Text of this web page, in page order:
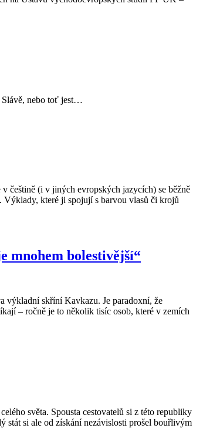
Slávě, nebo toť jest…
v češtině (i v jiných evropských jazycích) se běžně
Výklady, které ji spojují s barvou vlasů či krojů
mnohem bolestivější“
výkladní skříní Kavkazu. Je paradoxní, že
– ročně je to několik tisíc osob, které v zemích
světa. Spousta cestovatelů si z této republiky
stát si ale od získání nezávislosti prošel bouřlivým